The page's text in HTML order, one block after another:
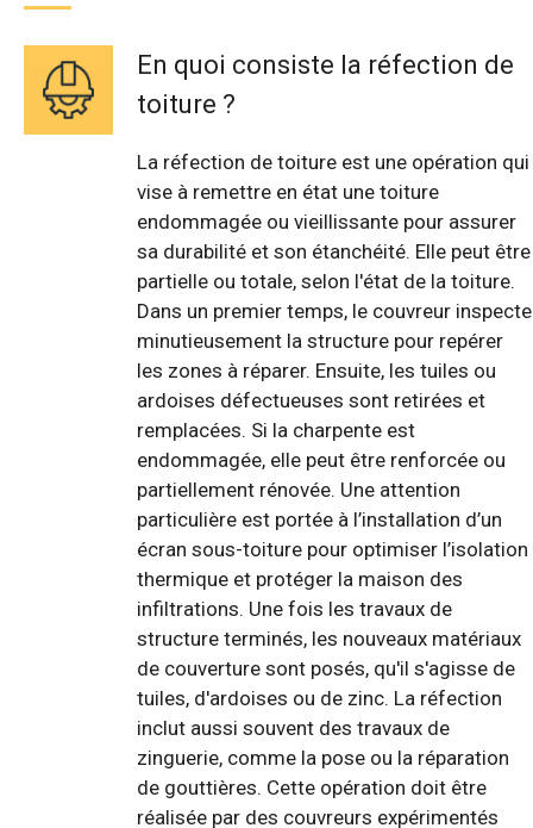
En quoi consiste la réfection de
toiture ?
La réfection de toiture est une opération qui
vise à remettre en état une toiture
endommagée ou vieillissante pour assurer
sa durabilité et son étanchéité. Elle peut être
partielle ou totale, selon l'état de la toiture.
Dans un premier temps, le couvreur inspecte
minutieusement la structure pour repérer
les zones à réparer. Ensuite, les tuiles ou
ardoises défectueuses sont retirées et
remplacées. Si la charpente est
endommagée, elle peut être renforcée ou
partiellement rénovée. Une attention
particulière est portée à l’installation d’un
écran sous-toiture pour optimiser l’isolation
thermique et protéger la maison des
infiltrations. Une fois les travaux de
structure terminés, les nouveaux matériaux
de couverture sont posés, qu'il s'agisse de
tuiles, d'ardoises ou de zinc. La réfection
inclut aussi souvent des travaux de
zinguerie, comme la pose ou la réparation
de gouttières. Cette opération doit être
réalisée par des couvreurs expérimentés